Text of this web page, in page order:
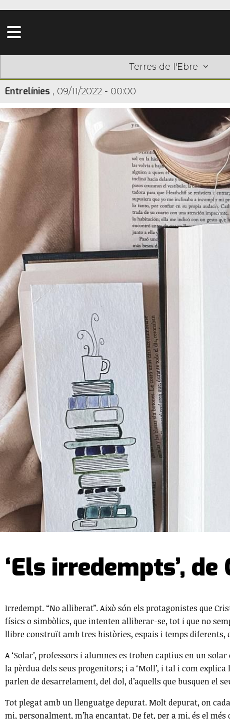
Terres de l'Ebre
Entrelínies , 09/11/2022 - 00:00
‘Els irredempts’,
Irredempt. “No alliberat”. Això són els protagonistes que
físics o simbòlics, que intenten alliberar-se, tot i que no
llibre construït amb tres històries, espais i temps diferents,
A ‘Solar’, professors i alumnes es troben captius en un
la pèrdua dels seus progenitors; i a ‘Moll’, i tal i com
parlen de desarrelament, del dol, d’aquells que busquen el
Tot plegat amb un llenguatge depurat. Molt depurat, on
mi, personalment, m’ha encantat. De fet, per a mi, és el